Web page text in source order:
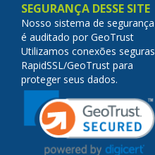
SEGURANÇA DESSE SITE
Nosso sistema de segurança
é auditado por GeoTrust
Utilizamos conexões seguras
RapidSSL/GeoTrust para
proteger seus dados.